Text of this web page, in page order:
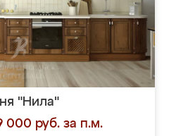
"Нила"
000 руб. за п.м.